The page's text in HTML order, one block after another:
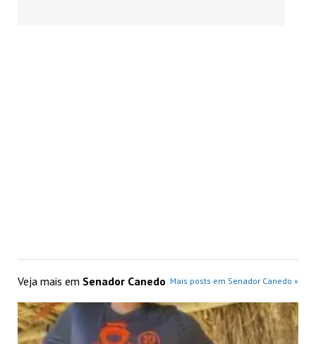
Veja mais em Senador Canedo Mais posts em Senador Canedo »